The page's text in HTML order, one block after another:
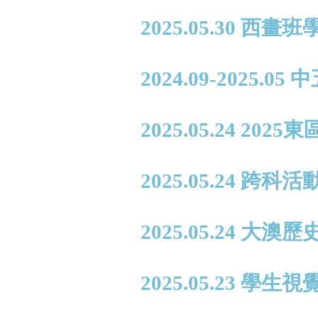
2025.05.30 西畫班
2024.09-2025.05
2025.05.24 2025東
2025.05.24 跨科活
2025.05.24 大澳歷
2025.05.23 學生視